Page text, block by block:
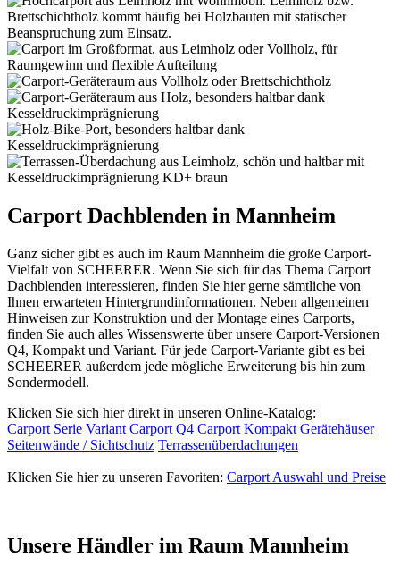
Carport Dachblenden in Mannheim
Ganz sicher gibt es auch im Raum Mannheim die große Carport-
Vielfalt von SCHEERER. Wenn Sie sich für das Thema Carport
Dachblenden interessieren, finden Sie hier gerne sämtliche von
Ihnen erwarteten Hintergrundinformationen. Neben allgemeinen
Hinweisen zur Konstruktion und der Montage eines Carports,
finden Sie auch alles Wissenswerte über unsere Carport-Versionen
Q4, Kompakt und Variant. Für jede Carport-Variante gibt es bei
SCHEERER außerdem jede mögliche Erweiterung bis hin zum
Sondermodell.
Klicken Sie sich hier direkt in unseren Online-Katalog:
Carport Serie Variant Carport Q4 Carport Kompakt Gerätehäuser
Seitenwände / Sichtschutz Terrassenüberdachungen
Klicken Sie hier zu unseren Favoriten: Carport Auswahl und Preise
Unsere Händler im Raum Mannheim